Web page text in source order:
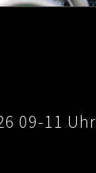
09-11 Uhr